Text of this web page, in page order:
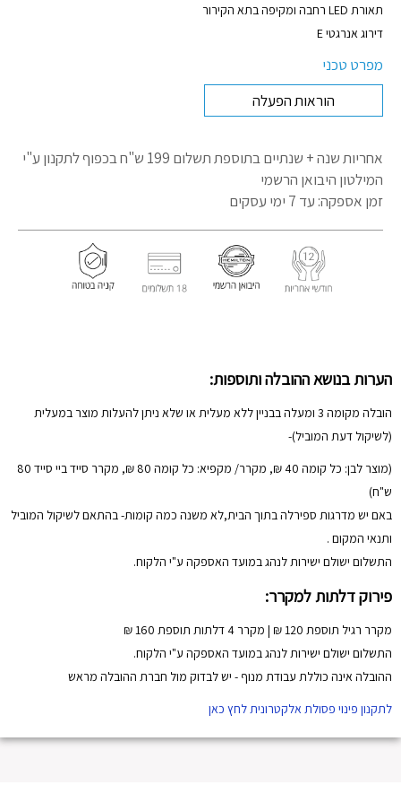
תאורת LED רחבה ומקיפה בתא הקירור
דירוג אנרגטי E
מפרט טכני
הוראות הפעלה
אחריות שנה + שנתיים בתוספת תשלום 199 ש"ח בכפוף לתקנון
ע"י
המילטון היבואן הרשמי
זמן אספקה: עד 7 ימי עסקים
הערות בנושא ההובלה ותוספות:
הובלה מקומה 3 ומעלה בבניין ללא מעלית או שלא ניתן להעלות מוצר במעלית
(לשיקול דעת המוביל)-
(מוצר לבן: כל קומה 40 ₪, מקרר/ מקפיא: כל קומה 80 ₪, מקרר סייד ביי סייד 80
ש"ח)
באם יש מדרגות ספירלה בתוך הבית,לא משנה כמה קומות- בהתאם לשיקול המוביל
ותנאי המקום .
התשלום ישולם ישירות לנהג במועד האספקה ע"י הלקוח.
פירוק דלתות למקרר:
מקרר רגיל תוספת 120 ₪ | מקרר 4 דלתות תוספת 160 ₪
התשלום ישולם ישירות לנהג במועד האספקה ע"י הלקוח.
ההובלה אינה כוללת עבודת מנוף - יש לבדוק מול חברת ההובלה מראש
לתקנון פינוי פסולת אלקטרונית לחץ כאן